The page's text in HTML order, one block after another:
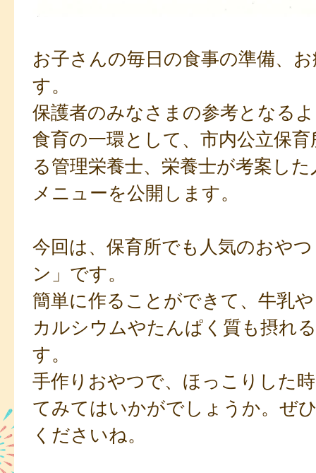
お子さんの毎日の食事の準備、
す。
保護者のみなさまの参考となる
食育の一環として、市内公立保
る管理栄養士、栄養士が考案し
メニューを公開します。
今回は、保育所でも人気のおや
ン」です。
簡単に作ることができて、牛乳
カルシウムやたんぱく質も摂れ
す。
手作りおやつで、ほっこりした
てみてはいかがでしょうか。ぜ
くださいね。